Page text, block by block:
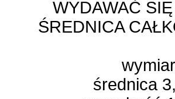
WYDAWAĆ
ŚREDNICA
średnica